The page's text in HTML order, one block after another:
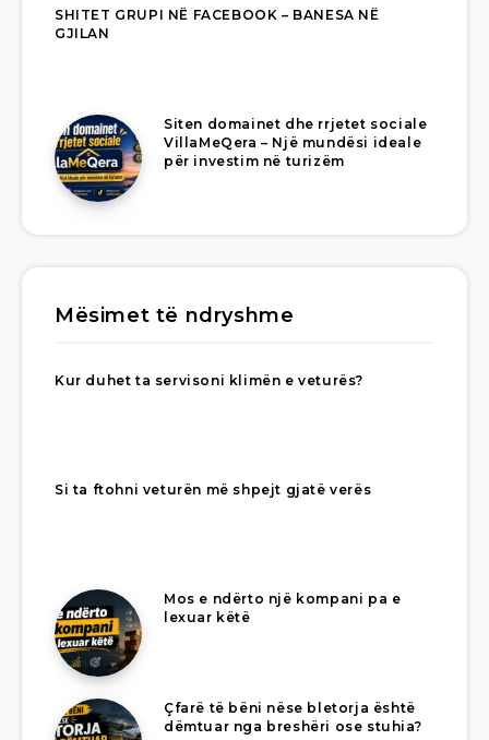
SHITET GRUPI NË FACEBOOK – BANESA NË
GJILAN
Siten domainet dhe rrjetet sociale
VillaMeQera – Një mundësi ideale
për investim në turizëm
Mësimet të ndryshme
Kur duhet ta servisoni klimën e veturës?
Si ta ftohni veturën më shpejt gjatë verës
Mos e ndërto një kompani pa e
lexuar këtë
Çfarë të bëni nëse bletorja është
dëmtuar nga breshëri ose stuhia?